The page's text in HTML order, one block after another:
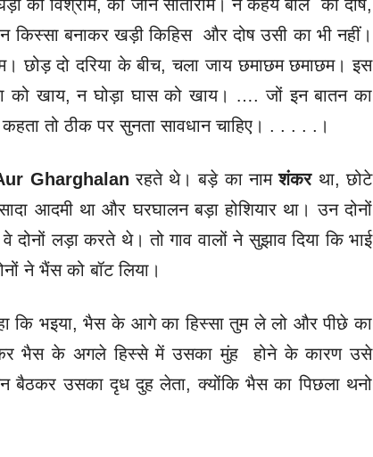
कौ विश्राम, को जाने सीताराम। न कहय बाले को दोष,
किस्सा बनाकर खड़ी किहिस और दोष उसी का भी नहीं।
छोड़ दो दरिया के बीच, चला जाय छमाछम छमाछम। इस
को खाय, न घोड़ा घास को खाय। …. जों इन बातन का
तो ठीक पर सुनता सावधान चाहिए। . . . . .।
Gharghalanरहते थे। बड़े का नामशंकरथा, छोटे
आदमी था और घरघालन बड़ा होशियार था। उन दोनों
लड़ा करते थे। तो गाव वालों ने सुझाव दिया कि भाई
ने भैंस को बॉट लिया।
कि भइया, भैस के आगे का हिस्सा तुम ले लो और पीछे का
भैस के अगले हिस्से में उसका मुंह होने के कारण उसे
बैठकर उसका दृध दुह लेता, क्योंकि भैस का पिछला थनो